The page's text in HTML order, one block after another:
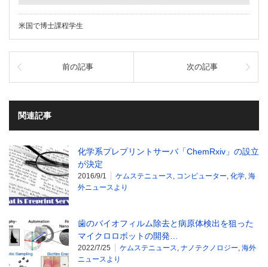
米国で博士課程学生
前の記事 次の記事
関連記事
化学系プレプリントサーバ「ChemRxiv」の設立
が決定
2016/9/1 ケムステニュース コンピューター 化学 海
外ニュースより
歯のバイオフィルム除去と病原体検出を狙った
マイクロロボットの開発…
2022/7/25 ケムステニュース ナノテクノロジー 海外
ニュースより